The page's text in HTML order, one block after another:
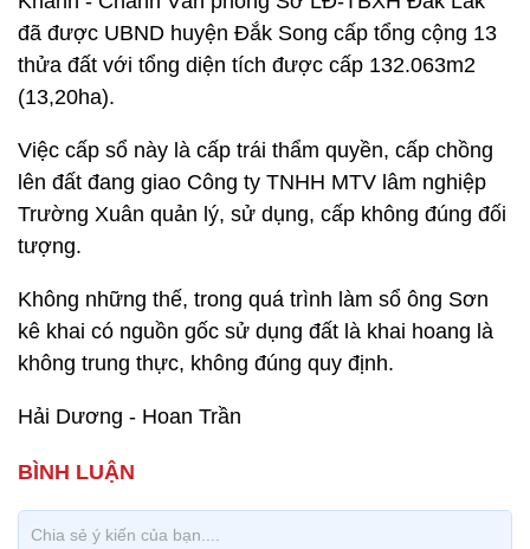
đã được UBND huyện Đắk Song cấp tổng cộng 13
thửa đất với tổng diện tích được cấp 132.063m2
(13,20ha).
Việc cấp sổ này là cấp trái thẩm quyền, cấp chồng
lên đất đang giao Công ty TNHH MTV lâm nghiệp
Trường Xuân quản lý, sử dụng, cấp không đúng đối
tượng.
Không những thế, trong quá trình làm sổ ông Sơn
kê khai có nguồn gốc sử dụng đất là khai hoang là
không trung thực, không đúng quy định.
Hải Dương - Hoan Trần